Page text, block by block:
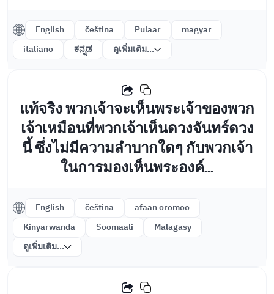
English čeština Pulaar
magyar
italiano
ಕನ್ನಡ ดูเพิ่มเติม...
แท้จริง พวกเจ้าจะเห็นพระเจ้าของพวก
เจ้าเหมือนที่พวกเจ้าเห็นดวงจันทร์ดวง
นี้ ซึ่งไม่มีความลำบากใดๆ กับพวกเจ้า
ในการมองเห็นพระองค์...
English čeština
afaan oromoo
Kinyarwanda
Soomaali
Malagasy
ดูเพิ่มเติม...